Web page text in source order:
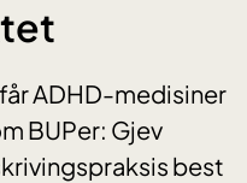
ADHD-medisiner
BUPer: Gjev
best